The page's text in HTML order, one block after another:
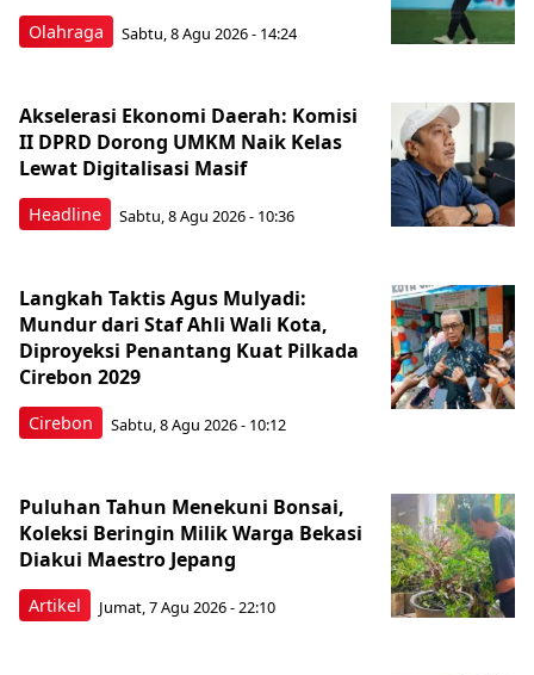
Olahraga Sabtu, 8 Agu 2026 - 14:24
Headline
Akselerasi Ekonomi Daerah: Komisi
II DPRD Dorong UMKM Naik Kelas
Lewat Digitalisasi Masif
Sabtu, 8 Agu 2026 - 10:36
Cirebon
Langkah Taktis Agus Mulyadi:
Mundur dari Staf Ahli Wali Kota,
Diproyeksi Penantang Kuat Pilkada
Cirebon 2029
Sabtu, 8 Agu 2026 - 10:12
Artikel
Puluhan Tahun Menekuni Bonsai,
Koleksi Beringin Milik Warga Bekasi
Diakui Maestro Jepang
Jumat, 7 Agu 2026 - 22:10